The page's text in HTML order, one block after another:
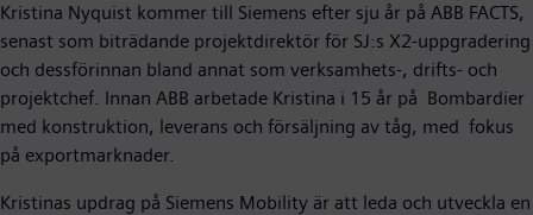
Kristina Nyquist kommer till Siemens efter sju år på ABB FACTS,
senast som biträdande projektdirektör för SJ:s X2-uppgradering
och dessförinnan bland annat som verksamhets-, drifts- och
projektchef. Innan ABB arbetade Kristina i 15 år på Bombardier
med konstruktion, leverans och försäljning av tåg, med fokus
på exportmarknader.
Kristinas updrag på Siemens Mobility är att leda och utveckla en